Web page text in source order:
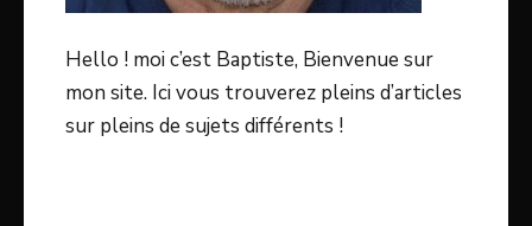
Hello ! moi c’est Baptiste, Bienvenue sur
mon site. Ici vous trouverez pleins d’articles
sur pleins de sujets différents !